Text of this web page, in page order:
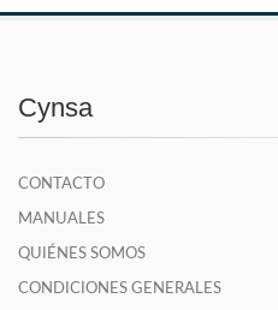
Cynsa
CONTACTO
MANUALES
QUIÉNES SOMOS
CONDICIONES GENERALES